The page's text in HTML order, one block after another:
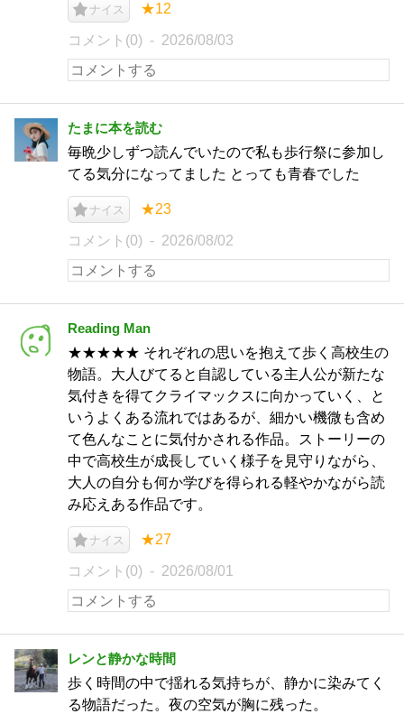
ナイス ★12
コメント(0) 2026/08/03
たまに本を読む
毎晩少しずつ読んでいたので私も歩行祭に参加し
てる気分になってました とっても青春でした
ナイス ★23
コメント(0) 2026/08/02
Reading Man
★★★★★ それぞれの思いを抱えて歩く高校生の
物語。大人びてると自認している主人公が新たな
気付きを得てクライマックスに向かっていく、と
いうよくある流れではあるが、細かい機微も含め
て色んなことに気付かされる作品。ストーリーの
中で高校生が成長していく様子を見守りながら、
大人の自分も何か学びを得られる軽やかながら読
み応えある作品です。
ナイス ★27
コメント(0) 2026/08/01
レンと静かな時間
歩く時間の中で揺れる気持ちが、静かに染みてく
る物語だった。夜の空気が胸に残った。